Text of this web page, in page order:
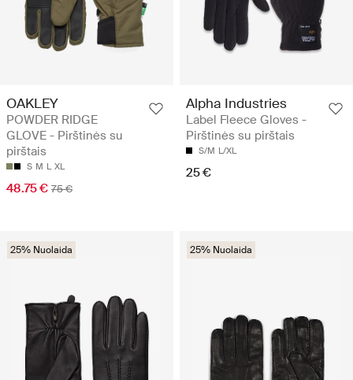
OAKLEY
POWDER RIDGE
GLOVE - Pirštinės su
pirštais
S M L XL
48.75 € 75 €
Alpha Industries
Label Fleece Gloves -
Pirštinės su pirštais
S/M L/XL
25 €
25% Nuolaida 25% Nuolaida